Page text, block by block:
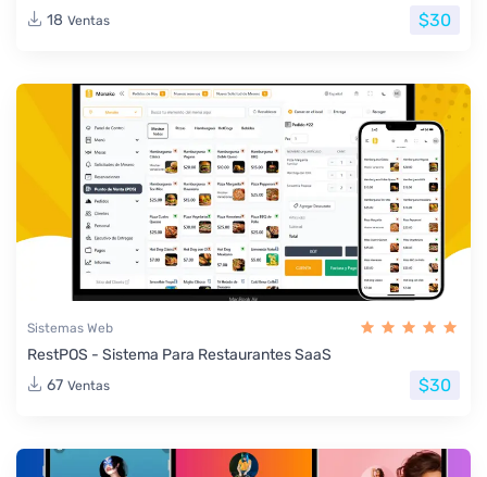
18 Ventas $30
Sistemas Web
RestPOS - Sistema Para Restaurantes SaaS
67 Ventas $30